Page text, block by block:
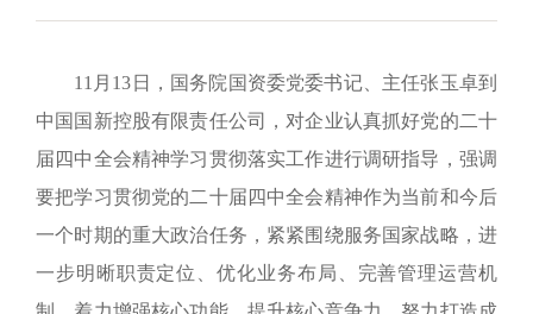
11月13日，国务院国资委党委书记、主任张玉卓到
中国国新控股有限责任公司，对企业认真抓好党的二十
届四中全会精神学习贯彻落实工作进行调研指导，强调
要把学习贯彻党的二十届四中全会精神作为当前和今后
一个时期的重大政治任务，紧紧围绕服务国家战略，进
一步明晰职责定位、优化业务布局、完善管理运营机